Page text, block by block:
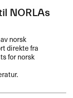
NORLAs
norsk
direkte fra
for norsk